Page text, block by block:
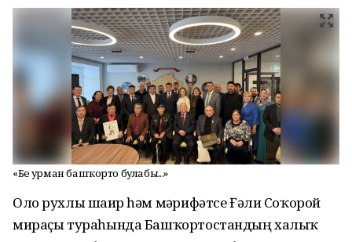
«Беҙ урман башҡорто булабыҙ...»
Оло рухлы шағир һәм мәғрифәтсе Ғәли Соҡорой
мираҫы тураһында Башҡортостандың халыҡ